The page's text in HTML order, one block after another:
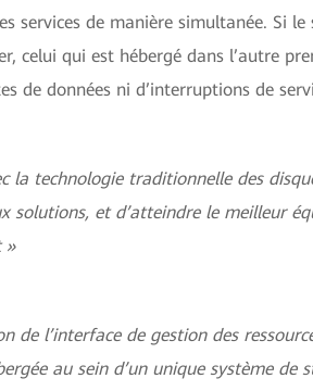
services de manière simultanée. Si le
celui qui est hébergé dans l’autre
de données ni d’interruptions de
la technologie traditionnelle des
solutions, et d’atteindre le meilleur
»
de l’interface de gestion des
au sein d’un unique système de